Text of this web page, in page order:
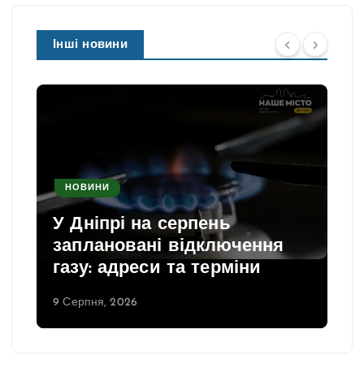
Інші новини
НОВИНИ
У Дніпрі на серпень
заплановані відключення
газу: адреси та терміни
9 Серпня, 2026